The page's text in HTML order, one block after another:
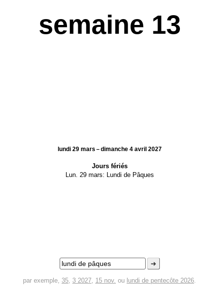
semaine 13
lundi 29 mars – dimanche 4 avril 2027
Jours fériés
Lun. 29 mars: Lundi de Pâques
➜
par exemple, 35, 3 2027, 15 nov. ou lundi de pentecôte 2026.